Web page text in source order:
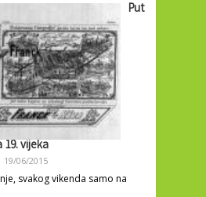
Put
19. vijeka
19/06/2015
svakog vikenda samo na